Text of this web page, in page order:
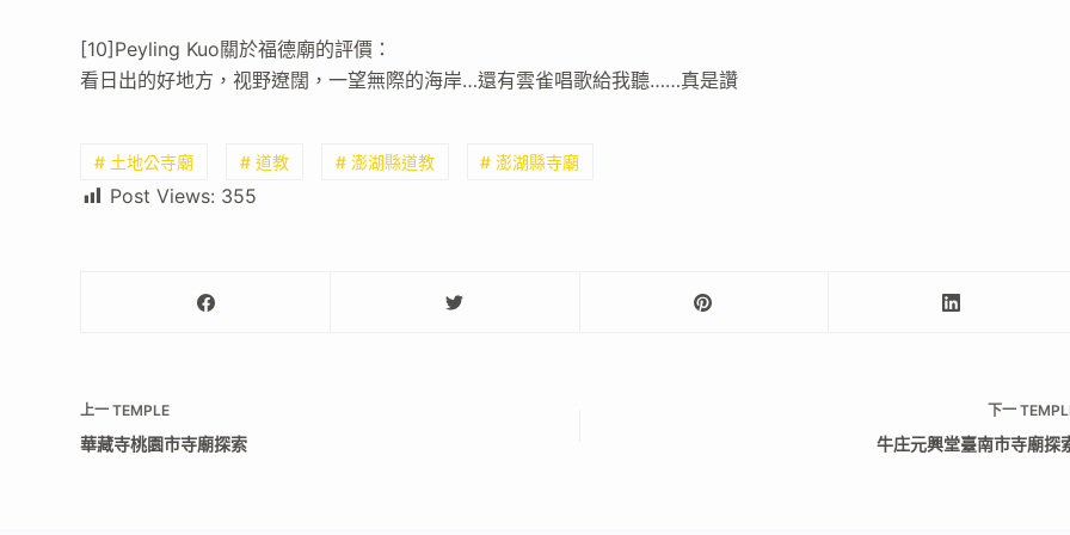
[10]Peyling Kuo關於福德廟的評價：
看日出的好地方，视野遼闊，一望無際的海岸…還有雲雀唱歌給我聽……真是讚
# 土地公寺廟 # 道教 # 澎湖縣道教 # 澎湖縣寺廟
Post Views: 355
上一TEMPLE
華藏寺桃園市寺廟探索
下一
牛庄元興堂臺南市寺廟探